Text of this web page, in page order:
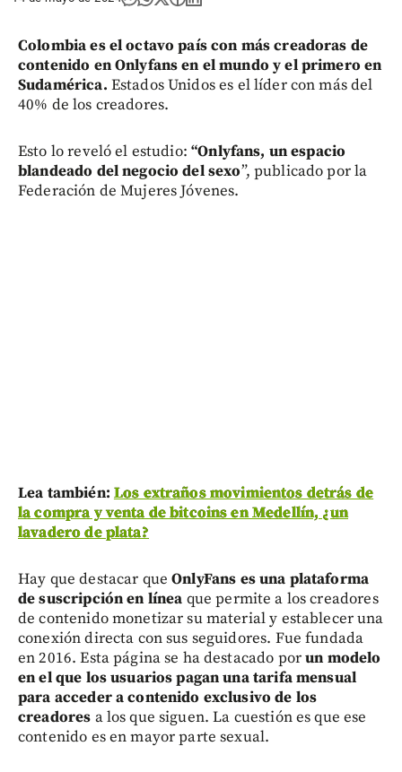
Colombia es el octavo país con más creadoras de
contenido en Onlyfans en el mundo y elprimero en
Sudamérica. Estados Unidos es el líder con más del
40% de los creadores.
Esto lo reveló el estudio:“Onlyfans, un espacio
blandeado del negocio del sexo”, publicado por la
Federación de Mujeres Jóvenes.
Lea también: Los extraños movimientos detrás de
la compra y venta de bitcoins en Medellín, ¿un
lavadero de plata?
Hay que destacar queOnlyFans es una plataforma
de suscripción en línea que permite a los creadores
de contenido monetizar su material y establecer una
conexión directa con sus seguidores. Fue fundada
en 2016. Esta página se ha destacado porun modelo
en el que los usuarios pagan una tarifa mensual
para acceder a contenido exclusivo de los
creadores a los que siguen. La cuestión es que ese
contenido es en mayor parte sexual.